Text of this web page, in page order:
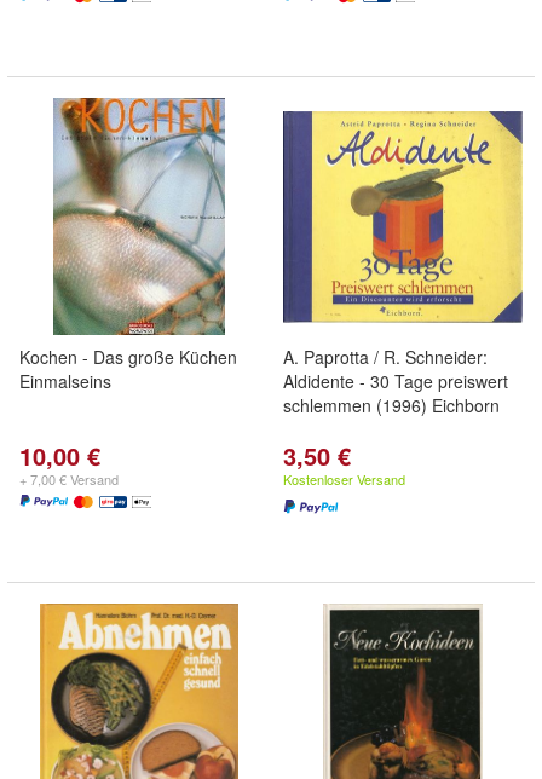
Kochen - Das große Küchen
Einmalseins
10,00 €
+ 7,00 € Versand
A. Paprotta / R. Schneider:
Aldidente - 30 Tage preiswert
schlemmen (1996) Eichborn
3,50 €
Kostenloser Versand